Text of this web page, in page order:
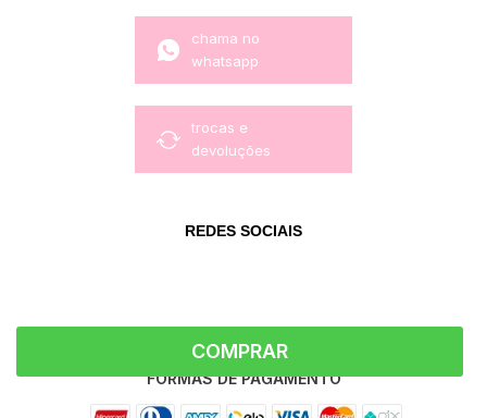
COMPRAR
chama no
whatsapp
trocas e
devoluções
REDES SOCIAIS
FORMAS DE PAGAMENTO